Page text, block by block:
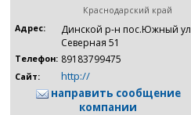
Краснодарский край
Адрес:
Динской р-н пос.Южный ул
Северная 51
Телефон: 89183799475
Сайт:
http://
направить сообщение
компании